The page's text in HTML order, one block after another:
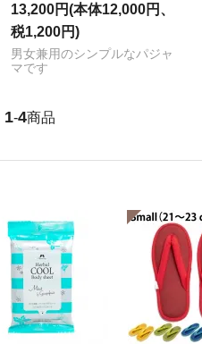
13,200円(本体12,000円、
税1,200円)
男女兼用のシンプルなパジャ
マです
1-4商品